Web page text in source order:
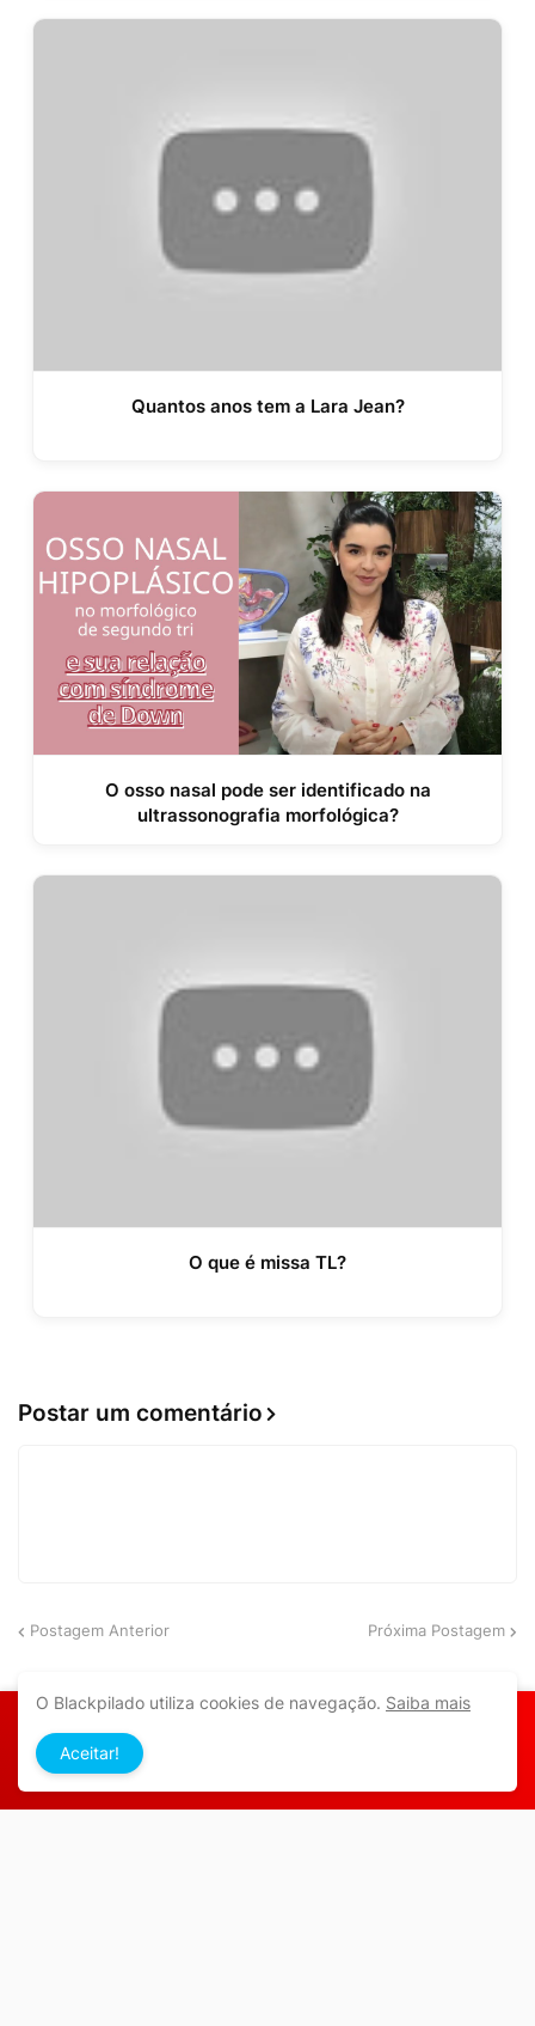
Quantos anos tem a Lara Jean?
O osso nasal pode ser identificado na
ultrassonografia morfológica?
O que é missa TL?
Postar um comentário
Postagem Anterior Próxima Postagem
O Blackpilado utiliza cookies de navegação. Saiba mais
Aceitar!